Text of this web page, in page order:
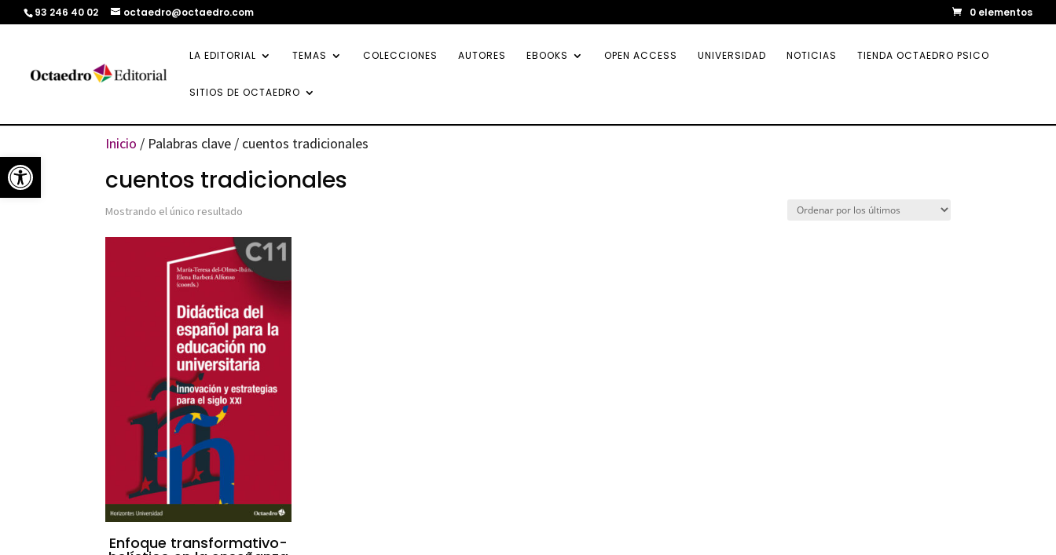
Abrir barra de herramientas
93 246 40 02 octaedro@octaedro.com 0 elementos
LA EDITORIAL TEMAS COLECCIONES AUTORES EBOOKS OPEN ACCESS UNIVERSIDAD NOTICIAS TIENDA OCTAEDRO PSICO
SITIOS DE OCTAEDRO
Inicio / Palabras clave / cuentos tradicionales
cuentos tradicionales
Mostrando el único resultado
Enfoque transformativo-